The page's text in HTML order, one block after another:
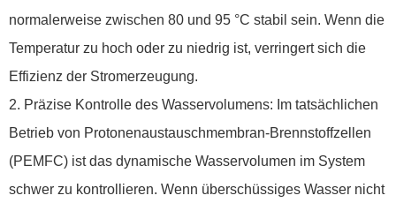
normalerweise zwischen 80 und 95 °C stabil sein. Wenn die
Temperatur zu hoch oder zu niedrig ist, verringert sich die
Effizienz der Stromerzeugung.
2. Präzise Kontrolle des Wasservolumens: Im tatsächlichen
Betrieb von Protonenaustauschmembran-Brennstoffzellen
(PEMFC) ist das dynamische Wasservolumen im System
schwer zu kontrollieren. Wenn überschüssiges Wasser nicht